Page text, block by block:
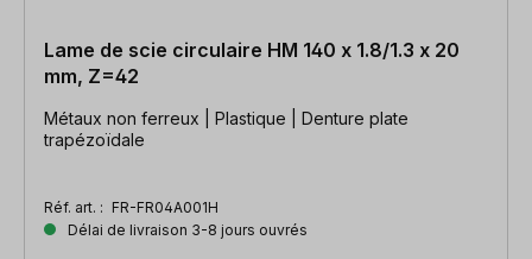
Lame de scie circulaire HM 140 x 1.8/1.3 x 20
mm, Z=42
Métaux non ferreux | Plastique | Denture plate
trapézoïdale
Réf. art. : FR-FR04A001H
Délai de livraison 3-8 jours ouvrés